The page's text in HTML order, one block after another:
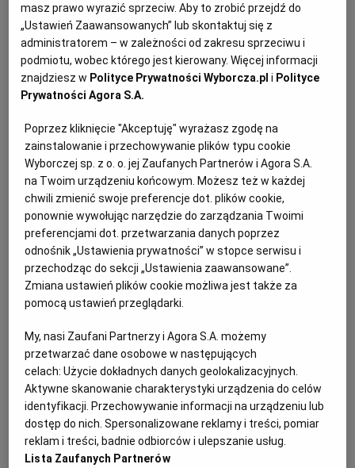
Ogłoszenia z kategorii Syndycy i Komornicy
Syndyk Masy Upadłości ogłasza przetarg na sprzedaż
prawa użytkowania wieczystego nieruchomości
Krośnie
Ogłoszenie premium 5 dni do końca
11.08.2026
RZESZÓW, Podkarpackie
Syndycy i Komornicy, Licytacje komornicze
Syndycy i Komornicy(168)
Jeżeli przedsiębiorca przechowuje tam majątek,
podlegające zajęciu, komornik może
przeprowadzić przeszukanie na takich samych
zasadach jak w mieszkaniu – pod warunkiem, że
czynność ta jest niezbędna do skutecznej
egzekucji.
masz prawo wyrazić sprzeciw. Aby to zrobić przejdź do
„Ustawień Zaawansowanych” lub skontaktuj się z
administratorem – w zależności od zakresu sprzeciwu i
podmiotu, wobec którego jest kierowany. Więcej informacji
znajdziesz w Polityce Prywatności Wyborcza.pl i Polityce
Prywatności Agora S.A.
Poprzez kliknięcie "Akceptuję" wyrażasz zgodę na
zainstalowanie i przechowywanie plików typu cookie
Wyborczej sp. z o. o. jej Zaufanych Partnerów i Agora S.A.
na Twoim urządzeniu końcowym. Możesz też w każdej
chwili zmienić swoje preferencje dot. plików cookie,
ponownie wywołując narzędzie do zarządzania Twoimi
preferencjami dot. przetwarzania danych poprzez
odnośnik „Ustawienia prywatności” w stopce serwisu i
przechodząc do sekcji „Ustawienia zaawansowane”.
Zmiana ustawień plików cookie możliwa jest także za
pomocą ustawień przeglądarki.
My, nasi Zaufani Partnerzy i Agora S.A. możemy
przetwarzać dane osobowe w następujących
celach:Użycie dokładnych danych geolokalizacyjnych.
Aktywne skanowanie charakterystyki urządzenia do celów
identyfikacji. Przechowywanie informacji na urządzeniu lub
dostęp do nich. Spersonalizowane reklamy i treści, pomiar
reklam i treści, badnie odbiorców i ulepszanie usług.
Lista Zaufanych Partnerów